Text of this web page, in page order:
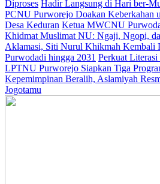
Diproses Hadir Langsung di Hari ber-
PCNU Purworejo Doakan Keberkahan
Desa Keduran Ketua MWCNU
Khidmat Muslimat NU: Ngaji, Ngopi,
Aklamasi, Siti Nurul Khikmah Kembali
Purwodadi hingga 2031 Perkuat Literasi
LPTNU Purworejo Siapkan Tiga
Kepemimpinan Beralih, Aslamiyah
Jogotamu